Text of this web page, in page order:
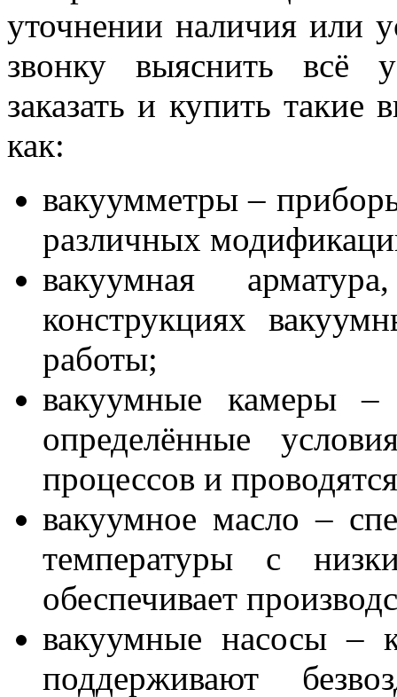
уточнении наличия или
звонку выяснить всё
заказать и купить такие
как:
вакуумметры –
различных
вакуумная
конструкциях
работы;
вакуумные камеры
определённые
процессов и
вакуумное масло –
температуры с
обеспечивает
вакуумные насосы –
поддерживают